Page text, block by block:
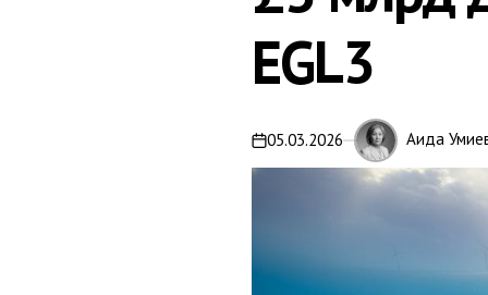
EGL3
on05.03.2026 Аида